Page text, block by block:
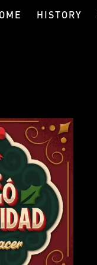
HISTORY